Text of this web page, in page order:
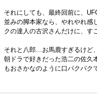
それにしても、最終回前に、
並みの脚本家なら、やれやれ感
クの達人の古沢さんだけに、す
それと八郎…お馬鹿すぎるけど
朝ドラで好きだった浩二の佐久
もおさかなのように口パクパク